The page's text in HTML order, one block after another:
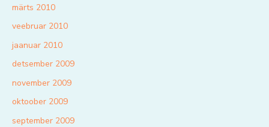
märts 2010
veebruar 2010
jaanuar 2010
detsember 2009
november 2009
oktoober 2009
september 2009